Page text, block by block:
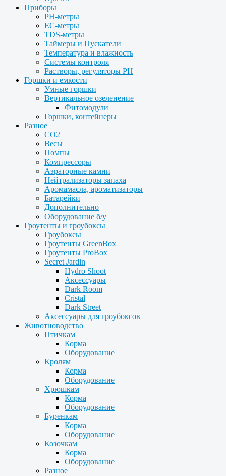
Приборы
PH-метры
EC-метры
TDS-метры
Таймеры и Пускатели
Температура и влажность
Системы контроля
Растворы, регуляторы PH
Горшки и емкости
Умные горшки
Вертикальное озеленение
Фитомодули
Горшки, контейнеры
Разное
CO2
Весы
Помпы
Компрессоры
Аэраторные камни
Нейтрализаторы запаха
Аромамасла, ароматизаторы
Батарейки
Дополнительно
Оборудование б/у
Гроутенты и гроубоксы
Гроубоксы
Гроутенты GreenBox
Гроутенты ProBox
Secret Jardin
Hydro Shoot
Аксессуары
Dark Room
Cristal
Dark Street
Аксессуары для гроубоксов
Животноводство
Птичкам
Корма
Оборудование
Кролям
Корма
Оборудование
Хрюшкам
Корма
Оборудование
Буренкам
Корма
Оборудование
Козочкам
Корма
Оборудование
Разное